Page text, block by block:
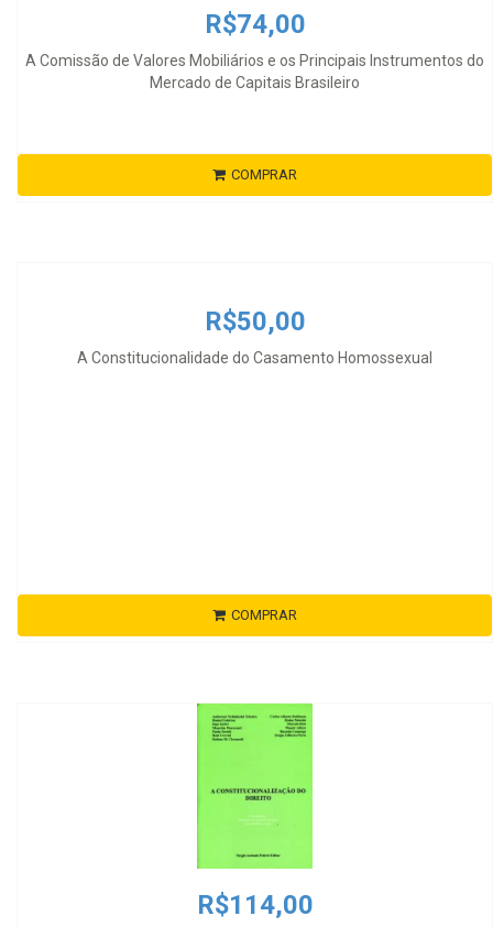
R$74,00
A Comissão de Valores Mobiliários e os Principais Instrumentos do
Mercado de Capitais Brasileiro
COMPRAR
R$50,00
A Constitucionalidade do Casamento Homossexual
COMPRAR
R$114,00